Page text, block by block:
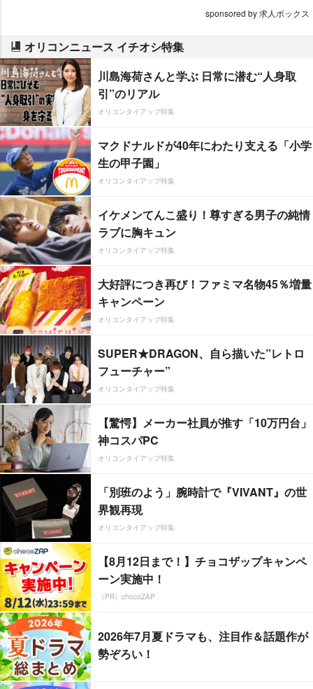
sponsored by 求人ボックス
オリコンニュース イチオシ特集
川島海荷さんと学ぶ 日常に潜む“人身取
引”のリアル
オリコンタイアップ特集
マクドナルドが40年にわたり支える「小学
生の甲子園」
オリコンタイアップ特集
イケメンてんこ盛り！尊すぎる男子の純情
ラブに胸キュン
オリコンタイアップ特集
大好評につき再び！ファミマ名物45％増量
キャンペーン
オリコンタイアップ特集
SUPER★DRAGON、自ら描いた”レトロ
フューチャー”
オリコンタイアップ特集
【驚愕】メーカー社員が推す「10万円台」
神コスパPC
オリコンタイアップ特集
「別班のよう」腕時計で『VIVANT』の世
界観再現
オリコンタイアップ特集
【8月12日まで！】チョコザップキャンペ
ーン実施中！
（PR）chocoZAP
2026年7月夏ドラマも、注目作＆話題作が
勢ぞろい！